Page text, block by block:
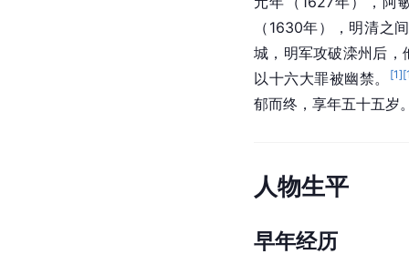
（1630年），明清之
城，明军攻破滦州后，
以十六大罪被幽禁。
[1][
郁而终，享年五十五岁
人物生平
早年经历